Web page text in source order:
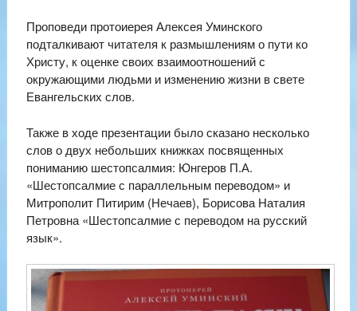
Проповеди протоиерея Алексея Уминского
подталкивают читателя к размышлениям о пути ко
Христу, к оценке своих взаимоотношений с
окружающими людьми и изменению жизни в свете
Евангельских слов.
Также в ходе презентации было сказано несколько
слов о двух небольших книжках посвященных
пониманию шестопсалмия: Юнгеров П.А.
«Шестопсалмие с параллельным переводом» и
Митрополит Питирим (Нечаев), Борисова Наталия
Петровна «Шестопсалмие с переводом на русский
язык».